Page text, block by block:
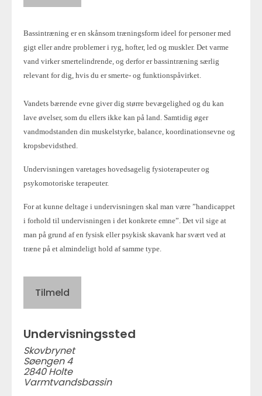
Bassintræning er en skånsom træningsform ideel for personer med
gigt eller andre problemer i ryg, hofter, led og muskler. Det varme
vand virker smertelindrende, og derfor er bassintræning særlig
relevant for dig, hvis du er smerte- og funktionspåvirket.
Vandets bærende evne giver dig større bevægelighed og du kan
lave øvelser, som du ellers ikke kan på land. Samtidig øger
vandmodstanden din muskelstyrke, balance, koordinationsevne og
kropsbevidsthed.
Undervisningen varetages hovedsagelig fysioterapeuter og
psykomotoriske terapeuter.
For at kunne deltage i undervisningen skal man være ”handicappet
i forhold til undervisningen i det konkrete emne”. Det vil sige at
man på grund af en fysisk eller psykisk skavank har svært ved at
træne på et almindeligt hold af samme type.
Tilmeld
Undervisningssted
Skovbrynet
Søengen 4
2840 Holte
Varmtvandsbassin